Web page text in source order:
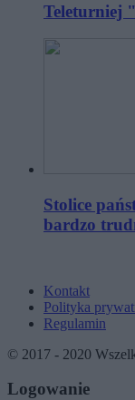
Teleturniej
Stolice
bardzo
Kontakt
Polityka
Regulamin
© 2017 - 2020
Logowanie